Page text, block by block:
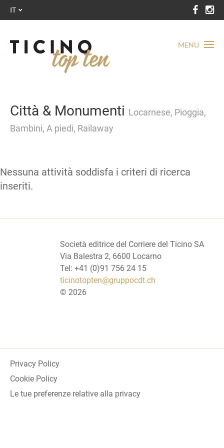
MENU
IT
Città & Monumenti Locarnese, Pioggia,
Bambini, A piedi, Railaway
Nessuna attività soddisfa i criteri di ricerca
inseriti.
Società editrice del Corriere del Ticino SA
Via Balestra 2, 6600 Locarno
Tel: +41 (0)91 756 24 15
ticinotopten@gruppocdt.ch
© 2026
Privacy Policy
Cookie Policy
Le tue preferenze relative alla privacy